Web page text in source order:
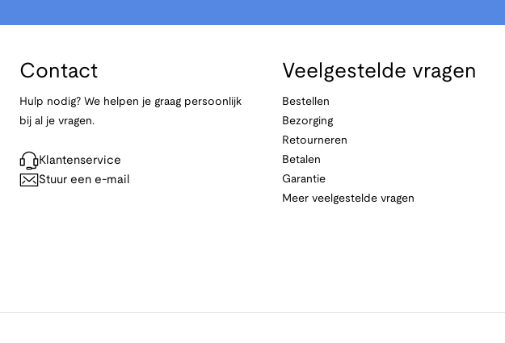
Contact
Hulp nodig? We helpen je graag persoonlijk
bij al je vragen.
Klantenservice
Stuur een e-mail
Veelgestelde vragen
Bestellen
Bezorging
Retourneren
Betalen
Garantie
Meer veelgestelde vragen